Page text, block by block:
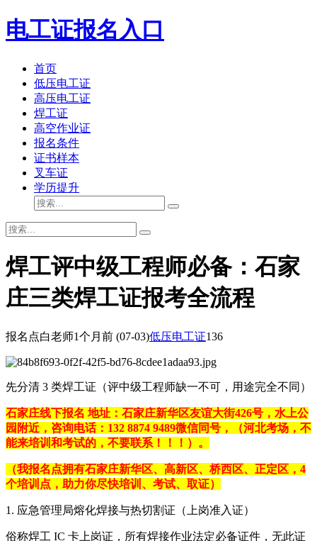
电工证报名入口
首页
低压电工证
高压电工证
焊工证
高空作业证
报名条件
证书样本
叉车证
学历提升
焊工评中级工程师必备：石家
庄三类焊工证报考全流程
报名点白老师1个月前 (07-03)低压电工证136
先分清 3 类焊工证（评中级工程师缺一不可，用途完全不同）
石家庄线下报名 地址：石家庄新华区友谊大街426号，水上公
园附近，咨询电话： 132 8874 9489微信同号，（河北考场，不
能来培训和考试的，不要联系！！！）。
（我报名点拥有石家庄新华区、高新区、桥西区、正定区，4
个培训点，助力你尽快培训、考试、取证）
1. 应急管理局熔化焊接与热切割证（上岗准入证）
俗称焊工 IC 卡上岗证，所有焊接作业法定必备证件，无此证